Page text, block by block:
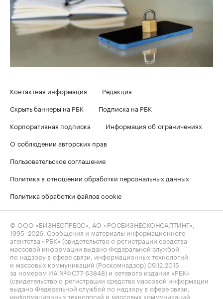
Контактная информация
Редакция
Скрыть баннеры на РБК
Подписка на РБК
Корпоративная подписка
Информация об ограничениях
О соблюдении авторских прав
Пользовательское соглашение
Политика в отношении обработки персональных данных
Политика обработки файлов cookie
© ООО «БИЗНЕСПРЕСС», АО «РОСБИЗНЕСКОНСАЛТИНГ»,
1995–2026 . Сообщения и материалы информационного
агентства «РБК» (свидетельство о регистрации средства
массовой информации выдано Федеральной службой
по надзору в сфере связи, информационных технологий
и массовых коммуникаций (Роскомнадзор) 09.12.2015
за номером ИА №ФС77-63848) и сетевого издания «РБК»
(свидетельство о регистрации средства массовой информации
выдано Федеральной службой по надзору в сфере связи,
информационных технологий и массовых коммуникаций